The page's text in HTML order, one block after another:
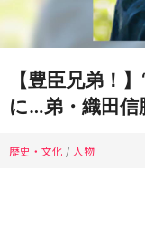
【豊臣兄弟！
に…弟・織田信
歴史・文化 / 人物